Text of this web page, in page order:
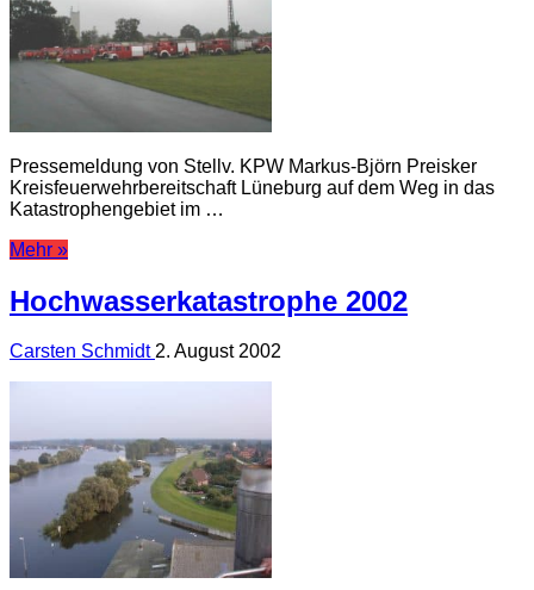
Pressemeldung von Stellv. KPW Markus-Björn Preisker
Kreisfeuerwehrbereitschaft Lüneburg auf dem Weg in das
Katastrophengebiet im …
Mehr »
Hochwasserkatastrophe 2002
Carsten Schmidt2. August 2002